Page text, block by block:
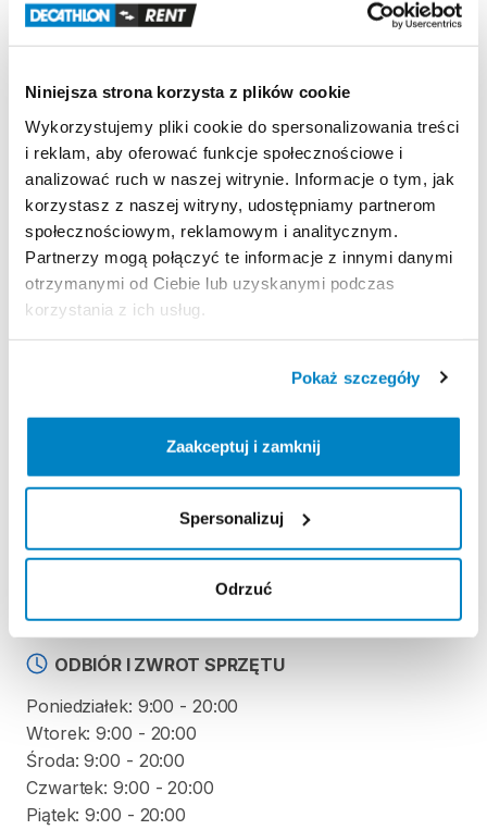
Niniejsza strona korzysta z plików cookie
Wykorzystujemy pliki cookie do spersonalizowania treści
i reklam, aby oferować funkcje społecznościowe i
analizować ruch w naszej witrynie. Informacje o tym, jak
korzystasz z naszej witryny, udostępniamy partnerom
społecznościowym, reklamowym i analitycznym.
Partnerzy mogą połączyć te informacje z innymi danymi
otrzymanymi od Ciebie lub uzyskanymi podczas
korzystania z ich usług.
Pokaż szczegóły
Zaakceptuj i zamknij
Spersonalizuj
Odrzuć
Odporność na
wiatr
Łatwość transportu
Prostokątny pokrowiec | 75 x 35 x 35 cm | 92
15 kg
Strona produktu w sklepie
Regulamin wypożyczalni
Nie pobieramy kaucji za wypożyczenie tego
ODBIÓR I ZWROT SPRZĘTU
Poniedziałek: 9:00 - 20:00
Wtorek: 9:00 - 20:00
Środa: 9:00 - 20:00
Czwartek: 9:00 - 20:00
Piątek: 9:00 - 20:00